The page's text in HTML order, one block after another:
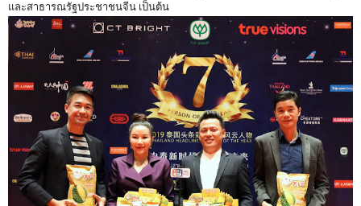
และสาธารณรัฐประชาชนจีน เป็นต้น